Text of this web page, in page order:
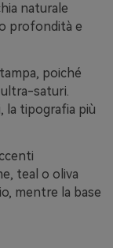
naturale
profondità e
poiché
saturi.
la tipografia più
teal o oliva
mentre la base